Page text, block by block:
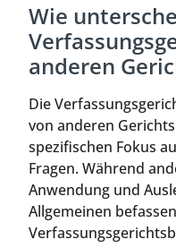
Wie
anderen
Die
von anderen
spezifischen Fokus
Fragen. Während
Anwendung und
Allgemeinen